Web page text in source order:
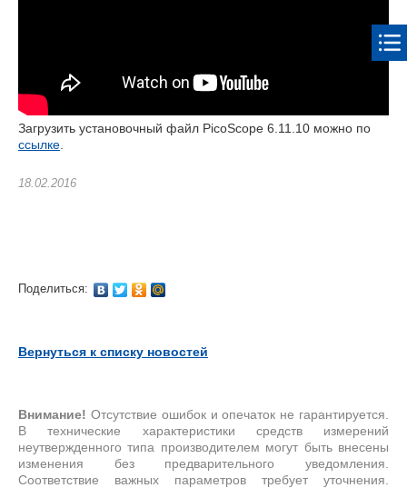
Загрузить установочный файл PicoScope 6.11.10 можно по
ссылке
18.02.2016
Поделиться:
Вернуться к списку новостей
Внимание! Отсутствие ошибок и опечаток не гарантируется.
В технические характеристики средств измерений
неутвержденного типа производителем могут быть внесены
изменения без предварительного уведомления.
Соответствие важных параметров требует уточнения.